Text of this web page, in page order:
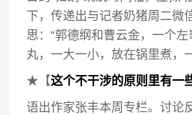
下，传递出与记者奶猪周二微
思：“郭德纲和曹云金，一个
丸，一大一小，放在锅里煮，
★【这个不干涉的原则里有一
语出作家张丰本周专栏。讨论